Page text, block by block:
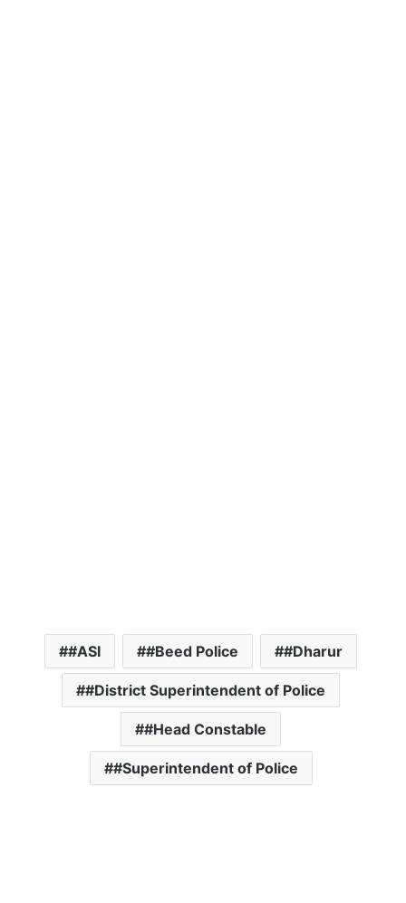
#ASI #Beed Police #Dharur
#District Superintendent of Police
#Head Constable
#Superintendent of Police